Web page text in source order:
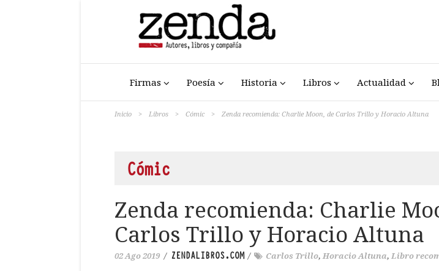
Firmas Poesía Historia Libros Actualidad
Inicio > Libros > Cómic > Zenda recomienda: Charlie Moon, de Carlos Trillo y Horacio Altuna
Cómic
Zenda recomienda: Charlie
Carlos Trillo y Horacio Altuna
02 Ago 2019 / ZENDALIBROS.COM/ Carlos Trillo, Horacio Altuna, Libro